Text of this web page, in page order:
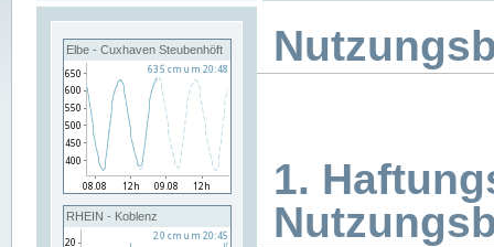
Elbe - Cuxhaven Steubenhöft
RHEIN - Koblenz
1.